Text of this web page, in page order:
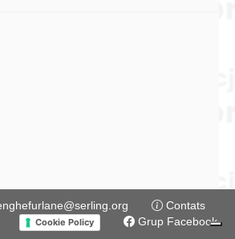
Contats
Cookie Policy Grup Facebook